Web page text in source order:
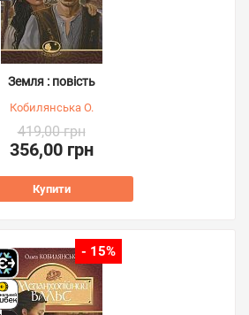
Земля : повість
Кобилянська О.
419,00 грн
356,00 грн
Купити
- 15%